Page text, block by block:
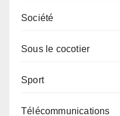
Société
Sous le cocotier
Sport
Télécommunications